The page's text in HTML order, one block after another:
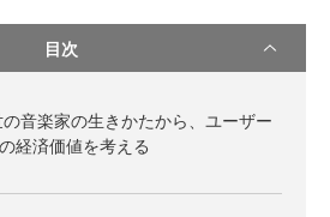
目次
音楽家の生きかたから、ユーザー
経済価値を考える